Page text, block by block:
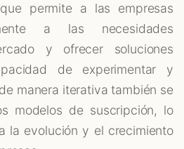
permite a las empresas
a las necesidades
y ofrecer soluciones
de experimentar y
manera iterativa también se
modelos de suscripción, lo
la evolución y el crecimiento